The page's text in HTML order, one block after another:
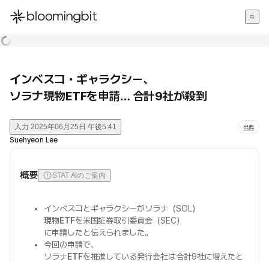
한국어
インベスコ・ギャラクシー、
ソラナ現物ETFを申請… 合計9社が殺到
入力 2025年06月25日 午後5:41 出典
Suehyeon Lee
概要 STAT AIのご案内
インベスコとギャラクシーがソラナ（SOL）
現物ETFを米国証券取引委員会（SEC）
に申請したと伝えられました。
今回の申請で、
ソラナETFを推進している発行会社は合計9社に増えたと